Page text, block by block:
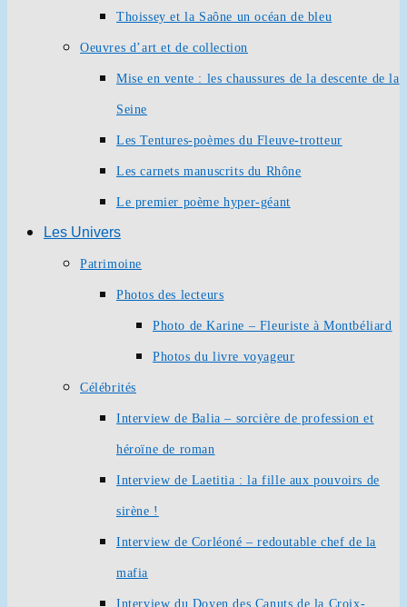
Thoissey et la Saône un océan de bleu
Oeuvres d’art et de collection
Mise en vente : les chaussures de la descente de la
Seine
Les Tentures-poèmes du Fleuve-trotteur
Les carnets manuscrits du Rhône
Le premier poème hyper-géant
Les Univers
Patrimoine
Photos des lecteurs
Photo de Karine – Fleuriste à Montbéliard
Photos du livre voyageur
Célébrités
Interview de Balia – sorcière de profession et
héroïne de roman
Interview de Laetitia : la fille aux pouvoirs de
sirène !
Interview de Corléoné – redoutable chef de la
mafia
Interview du Doyen des Canuts de la Croix-